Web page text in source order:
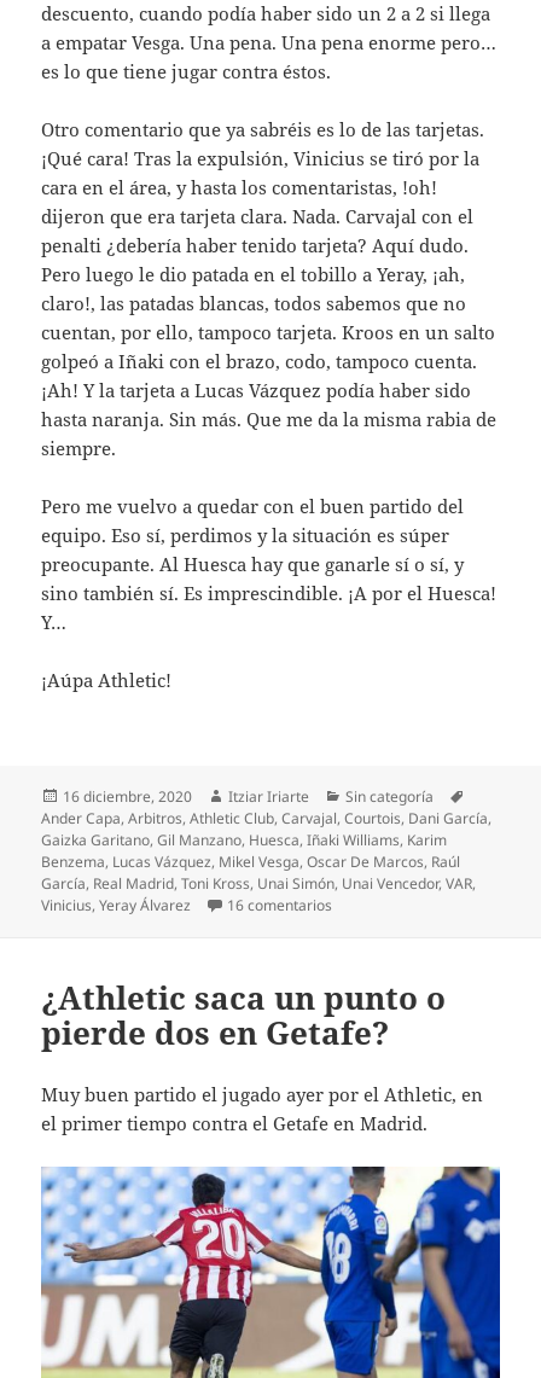
descuento, cuando podía haber sido un 2 a 2 si llega
a empatar Vesga. Una pena. Una pena enorme pero…
es lo que tiene jugar contra éstos.
Otro comentario que ya sabréis es lo de las tarjetas.
¡Qué cara! Tras la expulsión, Vinicius se tiró por la
cara en el área, y hasta los comentaristas, !oh!
dijeron que era tarjeta clara. Nada. Carvajal con el
penalti ¿debería haber tenido tarjeta? Aquí dudo.
Pero luego le dio patada en el tobillo a Yeray, ¡ah,
claro!, las patadas blancas, todos sabemos que no
cuentan, por ello, tampoco tarjeta. Kroos en un salto
golpeó a Iñaki con el brazo, codo, tampoco cuenta.
¡Ah! Y la tarjeta a Lucas Vázquez podía haber sido
hasta naranja. Sin más. Que me da la misma rabia de
siempre.
Pero me vuelvo a quedar con el buen partido del
equipo. Eso sí, perdimos y la situación es súper
preocupante. Al Huesca hay que ganarle sí o sí, y
sino también sí. Es imprescindible. ¡A por el Huesca!
Y…
¡Aúpa Athletic!
Publicado
el
16 diciembre, 2020 Autor
Itziar Iriarte Categorías
Sin categoría
Ander Capa,Arbitros,Athletic Club,Carvajal,Courtois, Dani García,
Gaizka Garitano,Gil Manzano, Huesca,Iñaki Williams, Karim
Benzema, Lucas Vázquez, Mikel Vesga,Oscar De Marcos, Raúl
García, Real Madrid,Toni Kross, Unai Simón, Unai Vencedor,VAR,
Vinicius,Yeray Álvarez 16 comentarios
¿Athletic saca un punto o
pierde dos en Getafe?
Muy buen partido el jugado ayer por el Athletic, en
el primer tiempo contra el Getafe en Madrid.